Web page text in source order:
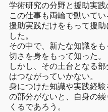
学術研究の分野と援助実践
この仕事も両輪で動いてい
援助実践だけをもって援
した。
その中で、新たな知識を
切さを身をもって知った。
しかし、その土台となる
はつながっていかない。
身につけた知識や実践経
の部分がないと、自身の
くるであろう。